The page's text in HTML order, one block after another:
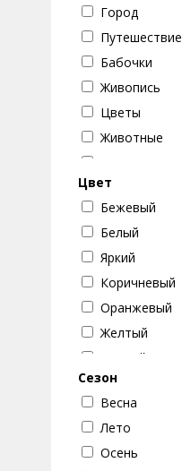
Город
Путешествие
Бабочки
Живопись
Цветы
Животные
Настроение
Стиль
Текстуры
Машины
Музыка
Разное
Девушки
Абстракции
Собаки
Цвет
Бежевый
Белый
Яркий
Коричневый
Оранжевый
Желтый
Черный
Серый
Черно-белый
Нейтральный
Зеленый
Сезон
Весна
Лето
Осень